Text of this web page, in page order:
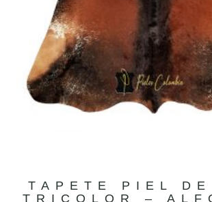
TAPETE PIEL DE
TRICOLOR –